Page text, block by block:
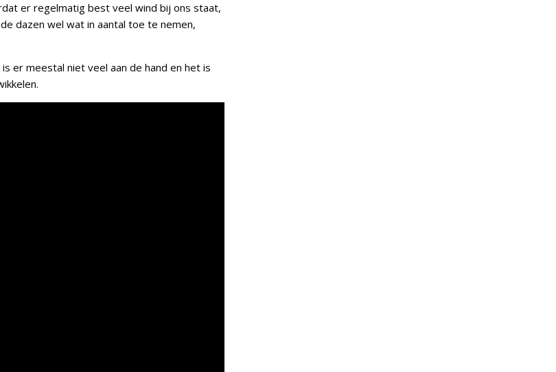
er regelmatig best veel wind bij ons staat,
dazen wel wat in aantal toe te nemen,
er meestal niet veel aan de hand en het is